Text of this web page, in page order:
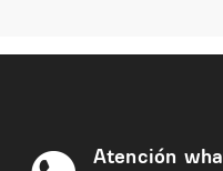
Atención